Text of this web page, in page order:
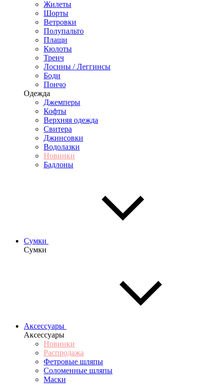
Жилеты
Шорты
Ветровки
Полупальто
Плащи
Кюлоты
Тренч
Лосины / Леггинсы
Боди
Пончо
Одежда
Джемперы
Кофты
Верхняя одежда
Свитера
Джинсовки
Водолазки
Новинки
Бадлоны
Сумки
Сумки
Аксессуары
Аксессуары
Новинки
Распродажа
Фетровые шляпы
Соломенные шляпы
Маски